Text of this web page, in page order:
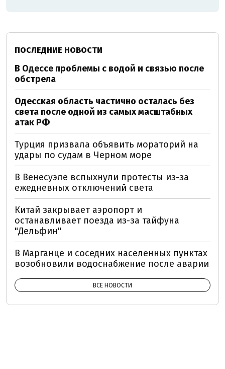
ПОСЛЕДНИЕ НОВОСТИ
В Одессе проблемы с водой и связью после
обстрела
Одесская область частично осталась без
света после одной из самых масштабных
атак РФ
Турция призвала объявить мораторий на
удары по судам в Черном море
В Венесуэле вспыхнули протесты из-за
ежедневных отключений света
Китай закрывает аэропорт и
останавливает поезда из-за тайфуна
"Дельфин"
В Марганце и соседних населенных пунктах
возобновили водоснабжение после аварии
ВСЕ НОВОСТИ